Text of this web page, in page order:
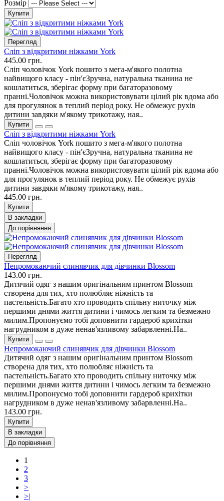
Розмір
Купити
Перегляд
Сліп з відкритими ніжками York
445.00 грн.
Сліп чоловічок York пошито з мега-м'якого полотна
найвищого класу - пін'єЗручна, натуральна тканина не
кошлатиться, зберігає форму при багаторазовому
пранні.Чоловічок можна використовувати цілий рік вдома або
для прогулянок в теплий період року. Не обмежує рухів
дитини завдяки м'якому трикотажу, ная..
Купити
Сліп з відкритими ніжками York
Сліп чоловічок York пошито з мега-м'якого полотна
найвищого класу - пін'єЗручна, натуральна тканина не
кошлатиться, зберігає форму при багаторазовому
пранні.Чоловічок можна використовувати цілий рік вдома або
для прогулянок в теплий період року. Не обмежує рухів
дитини завдяки м'якому трикотажу, ная..
445.00 грн.
Купити
В закладки
До порівняння
Перегляд
Непромокаючий слинявчик для дівчинки Blossom
143.00 грн.
Дитячий одяг з нашим оригінальним принтом Blossom
створена для тих, хто полюбляє ніжність та
пастельність.Багато хто проводить спільну ниточку між
першими днями життя дитини і чимось легким та безмежно
милим.Пропонуємо тобі доповнити гардероб крихітки
нагрудником в дуже ненав'язливому забарвленні.На..
Купити
Непромокаючий слинявчик для дівчинки Blossom
Дитячий одяг з нашим оригінальним принтом Blossom
створена для тих, хто полюбляє ніжність та
пастельність.Багато хто проводить спільну ниточку між
першими днями життя дитини і чимось легким та безмежно
милим.Пропонуємо тобі доповнити гардероб крихітки
нагрудником в дуже ненав'язливому забарвленні.На..
143.00 грн.
Купити
В закладки
До порівняння
1
2
3
>
>|